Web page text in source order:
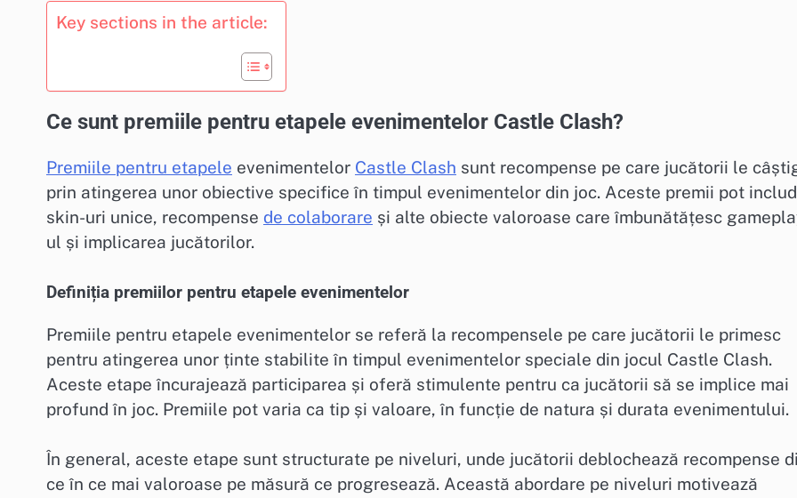
Key sections in the article:
Ce sunt premiile pentru etapele evenimentelor Castle Clash?
Premiile pentru etapele evenimentelor Castle Clash sunt recompense pe care jucătorii le
prin atingerea unor obiective specifice în timpul evenimentelor din joc. Aceste premii pot
skin-uri unice, recompense de colaborare și alte obiecte valoroase care îmbunătățesc
ul și implicarea jucătorilor.
Definiția premiilor pentru etapele evenimentelor
Premiile pentru etapele evenimentelor se referă la recompensele pe care jucătorii le primesc
pentru atingerea unor ținte stabilite în timpul evenimentelor speciale din jocul Castle Clash.
Aceste etape încurajează participarea și oferă stimulente pentru ca jucătorii să se implice mai
profund în joc. Premiile pot varia ca tip și valoare, în funcție de natura și durata evenimentului.
În general, aceste etape sunt structurate pe niveluri, unde jucătorii deblochează recompense
ce în ce mai valoroase pe măsură ce progresează. Această abordare pe niveluri motivează